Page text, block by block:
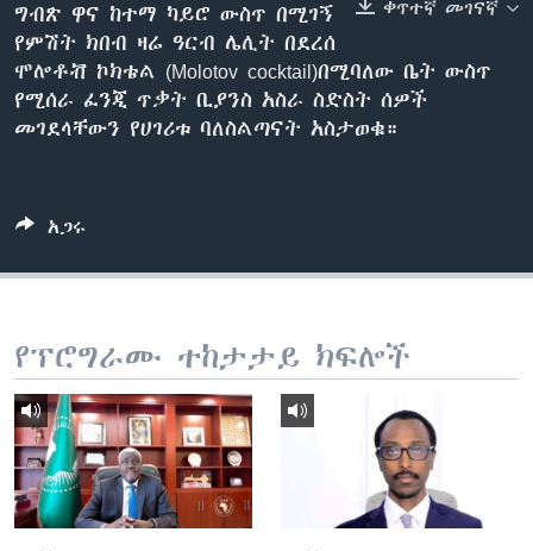
ቋንቋዎች
ቀጥተኛ መገናኛ
ግብጽ ዋና ከተማ ካይሮ ውስጥ በሚገኝ
የምሽት ክበብ ዛሬ ዓርብ ሌሊት በደረሰ
ሞሎቶቭ ኮክቴል (Molotov cocktail)በሚባለው ቤት ውስጥ
የሚሰራ ፈንጂ ጥቃት ቢያንስ አስራ ስድስት ሰዎች
መገደላቸውን የሀገሪቱ ባለስልጣናት አስታወቁ።
አጋሩ
የፕሮግራሙ ተከታታይ ክፍሎች